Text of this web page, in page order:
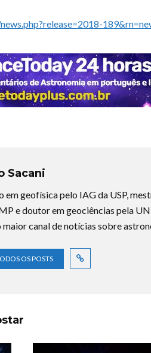
Sacani
em geofísica pelo IAG da USP,
e doutor em geociências pela
maior canal de notícias sobre
OS POSTS